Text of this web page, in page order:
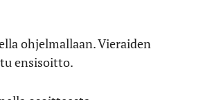
ohjelmallaan. Vieraiden
ensisoitto.